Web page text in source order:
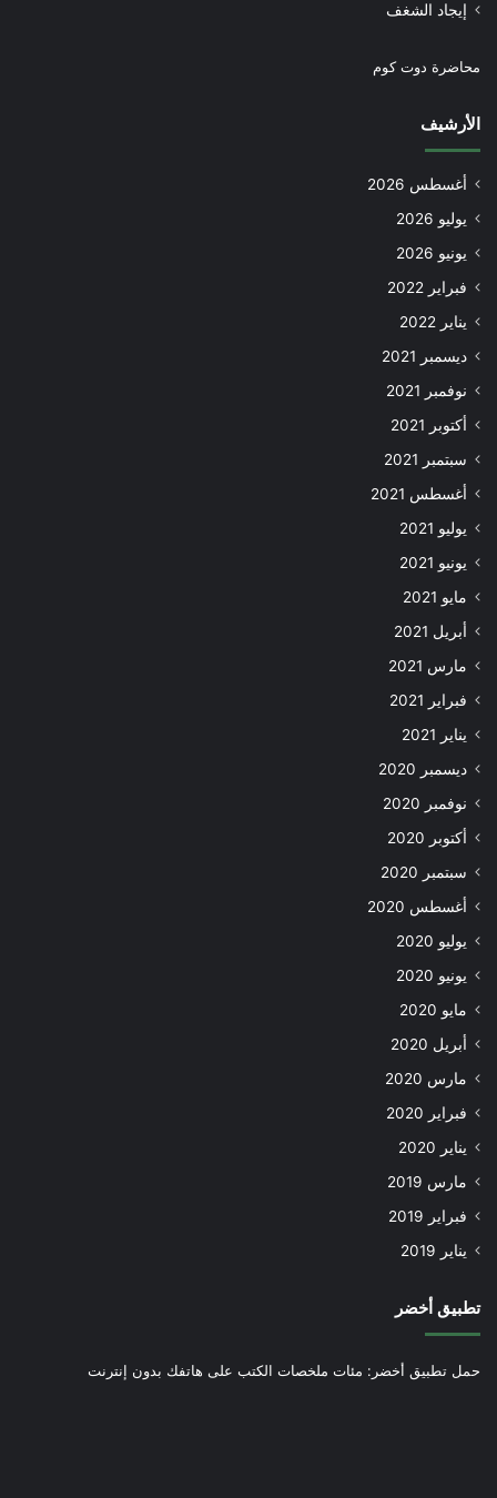
إيجاد الشغف
محاضرة دوت كوم
الأرشيف
أغسطس 2026
يوليو 2026
يونيو 2026
فبراير 2022
يناير 2022
ديسمبر 2021
نوفمبر 2021
أكتوبر 2021
سبتمبر 2021
أغسطس 2021
يوليو 2021
يونيو 2021
مايو 2021
أبريل 2021
مارس 2021
فبراير 2021
يناير 2021
ديسمبر 2020
نوفمبر 2020
أكتوبر 2020
سبتمبر 2020
أغسطس 2020
يوليو 2020
يونيو 2020
مايو 2020
أبريل 2020
مارس 2020
فبراير 2020
يناير 2020
مارس 2019
فبراير 2019
يناير 2019
تطبيق أخضر
حمل تطبيق أخضر: مئات ملخصات الكتب على هاتفك بدون إنترنت